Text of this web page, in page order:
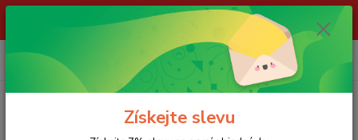
ŽIVÉ NÁSTRAHY !!! NEPOSÍLÁME !!! - ODBĚR POUZE NA NAŠÍ
za
Získejte slevu